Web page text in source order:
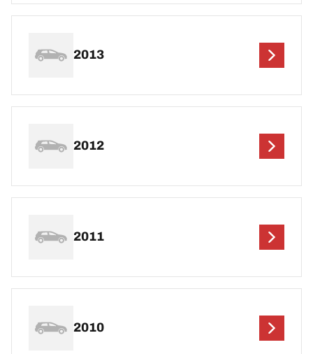
2013
2012
2011
2010